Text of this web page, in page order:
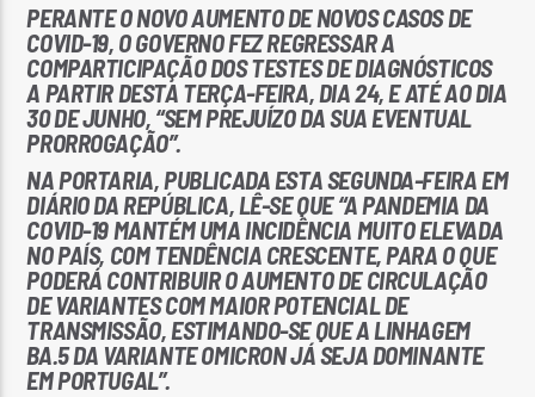
Rádio No ar
PERANTE O NOVO AUMENTO DE NOVOS CASOS DE
COVID-19, O GOVERNO FEZ REGRESSAR A
COMPARTICIPAÇÃO DOS TESTES DE DIAGNÓSTICOS
A PARTIR DESTA TERÇA-FEIRA, DIA 24, E ATÉ AO DIA
30 DE JUNHO, “SEM PREJUÍZO DA SUA EVENTUAL
PRORROGAÇÃO”.
NA PORTARIA, PUBLICADA ESTA SEGUNDA-FEIRA EM
DIÁRIO DA REPÚBLICA, LÊ-SE QUE “A PANDEMIA DA
COVID-19 MANTÉM UMA INCIDÊNCIA MUITO ELEVADA
NO PAÍS, COM TENDÊNCIA CRESCENTE, PARA O QUE
PODERÁ CONTRIBUIR O AUMENTO DE CIRCULAÇÃO
DE VARIANTES COM MAIOR POTENCIAL DE
TRANSMISSÃO, ESTIMANDO-SE QUE A LINHAGEM
BA.5 DA VARIANTE OMICRON JÁ SEJA DOMINANTE
EM PORTUGAL”.